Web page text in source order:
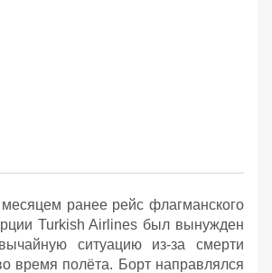
ранее рейс флагманского
Turkish Airlines был вынужден
ситуацию из-за смерти
время полёта. Борт направлялся